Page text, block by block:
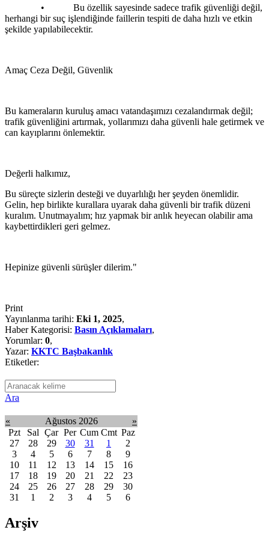
• Bu özellik sayesinde sadece trafik güvenliği değil,
herhangi bir suç işlendiğinde faillerin tespiti de daha hızlı ve etkin
şekilde yapılabilecektir.
Amaç Ceza Değil, Güvenlik
Bu kameraların kuruluş amacı vatandaşımızı cezalandırmak değil;
trafik güvenliğini artırmak, yollarımızı daha güvenli hale getirmek ve
can kayıplarını önlemektir.
Değerli halkımız,
Bu süreçte sizlerin desteği ve duyarlılığı her şeyden önemlidir.
Gelin, hep birlikte kurallara uyarak daha güvenli bir trafik düzeni
kuralım. Unutmayalım; hız yapmak bir anlık heyecan olabilir ama
kaybettirdikleri geri gelmez.
Hepinize güvenli sürüşler dilerim."
Print
Yayınlanma tarihi: Eki 1, 2025,
Haber Kategorisi: Basın Açıklamaları,
Yorumlar: 0,
Yazar: KKTC Başbakanlık
Etiketler:
Ara
« Ağustos 2026
»
Pzt
Sal Çar Per Cum Cmt Paz
27
28 29 30 31 1
2
3
4 5 6 7 8
9
10
11 12 13 14 15
16
17
18 19 20 21 22
23
24
25 26 27 28 29
30
31
1 2 3 4 5 6
Arşiv